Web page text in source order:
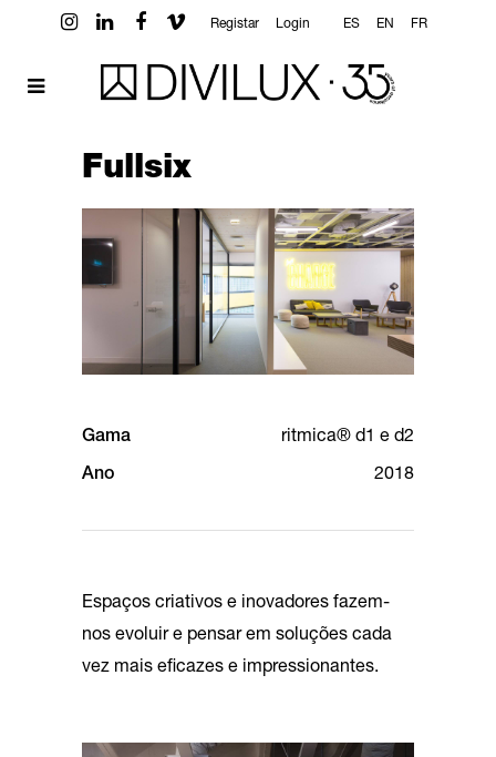
Registar Login ES EN FR
Fullsix
Gama ritmica® d1 e d2
Ano 2018
Espaços criativos e inovadores fazem-
nos evoluir e pensar em soluções cada
vez mais eficazes e impressionantes.